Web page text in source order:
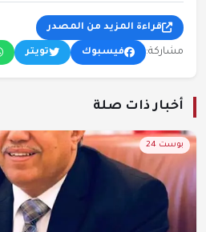
قراءة المزيد من المصدر
مشاركة: فيسبوك تويتر
أخبار ذات صلة
بوست 24